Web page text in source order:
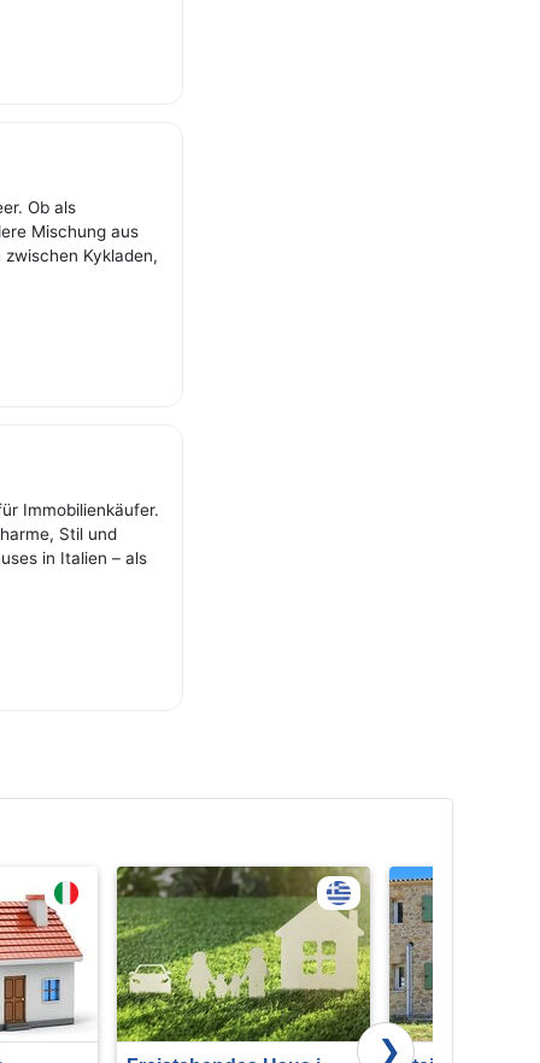
Ob als
Mischung aus
Kykladen,
Immobilienkäufer.
Stil und
in Italien – als
❯